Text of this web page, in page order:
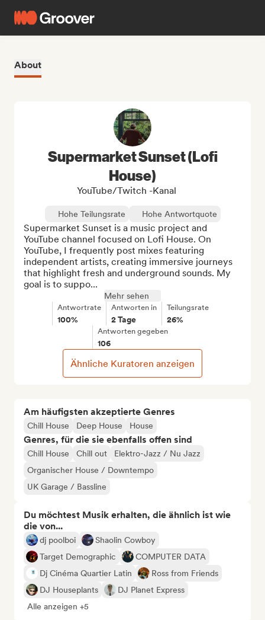
About
Am häufigsten akzeptierte Genres
Chill House Deep House House
Genres, für die sie ebenfalls offen sind
Chill House Chill out
Elektro-Jazz / Nu Jazz
Organischer House / Downtempo
UK Garage / Bassline
Du möchtest Musik erhalten, die ähnlich ist wie
die von...
dj poolboi
Shaolin Cowboy
Target Demographic
COMPUTER DATA
Dj Cinéma Quartier Latin
Ross from Friends
DJ Houseplants
DJ Planet Express
Alle anzeigen +5
Supermarket Sunset (Lofi
House)
YouTube/Twitch -Kanal
Hohe Teilungsrate Hohe Antwortquote
Supermarket Sunset is a music project and
YouTube channel focused on Lofi House. On
YouTube, I frequently post mixes featuring
independent artists, creating immersive journeys
that highlight fresh and underground sounds. My
goal is to suppo...
Mehr sehen
Antwortrate
100%
Antworten in
2 Tage
Teilungsrate
26%
Antworten gegeben
106
Ähnliche Kuratoren anzeigen